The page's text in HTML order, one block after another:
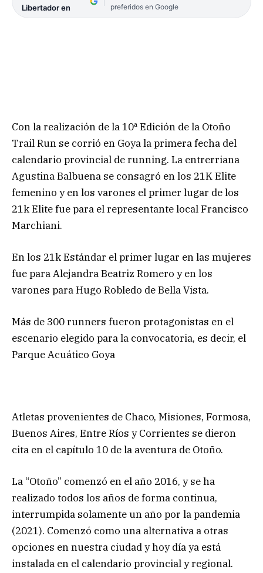
Libertador en
preferidos en Google
Con la realización de la 10ª Edición de la Otoño
Trail Run se corrió en Goya la primera fecha del
calendario provincial de running. La entrerriana
Agustina Balbuena se consagró en los 21K Elite
femenino y en los varones el primer lugar de los
21k Elite fue para el representante local Francisco
Marchiani.
En los 21k Estándar el primer lugar en las mujeres
fue para Alejandra Beatriz Romero y en los
varones para Hugo Robledo de Bella Vista.
Más de 300 runners fueron protagonistas en el
escenario elegido para la convocatoria, es decir, el
Parque Acuático Goya
Atletas provenientes de Chaco, Misiones, Formosa,
Buenos Aires, Entre Ríos y Corrientes se dieron
cita en el capítulo 10 de la aventura de Otoño.
La “Otoño” comenzó en el año 2016, y se ha
realizado todos los años de forma continua,
interrumpida solamente un año por la pandemia
(2021). Comenzó como una alternativa a otras
opciones en nuestra ciudad y hoy día ya está
instalada en el calendario provincial y regional.